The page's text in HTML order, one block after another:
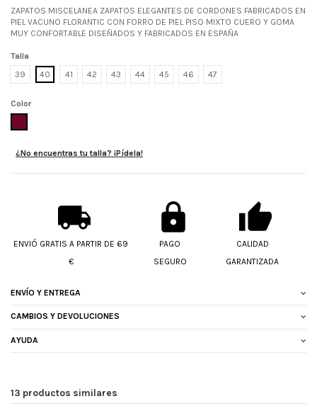
ZAPATOS MISCELANEA ZAPATOS ELEGANTES DE CORDONES FABRICADOS EN
PIEL VACUNO FLORANTIC CON FORRO DE PIEL PISO MIXTO CUERO Y GOMA
MUY CONFORTABLE DISEÑADOS Y FABRICADOS EN ESPAÑA
Talla
39
40 41 42 43 44 45 46 47
Color
¿No encuentras tu talla? ¡Pídela!
ENVIÓ GRATIS A PARTIR DE 69
€
PAGO
SEGURO
CALIDAD
GARANTIZADA
ENVÍO Y ENTREGA
CAMBIOS Y DEVOLUCIONES
AYUDA
13 productos similares